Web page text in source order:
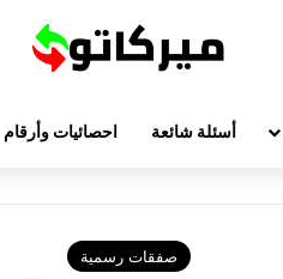
أسئلة شائعة احصائيات وأرقام
صفقات رسمية